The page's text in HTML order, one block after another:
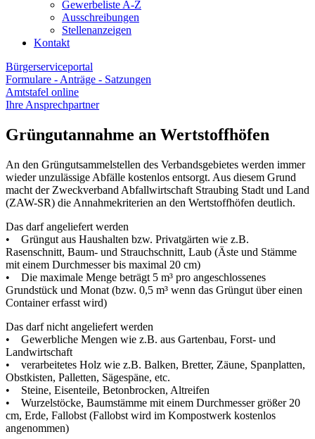
Gewerbeliste A-Z
Ausschreibungen
Stellenanzeigen
Kontakt
Bürgerserviceportal
Formulare - Anträge - Satzungen
Amtstafel online
Ihre Ansprechpartner
Grüngutannahme an Wertstoffhöfen
An den Grüngutsammelstellen des Verbandsgebietes werden immer
wieder unzulässige Abfälle kostenlos entsorgt. Aus diesem Grund
macht der Zweckverband Abfallwirtschaft Straubing Stadt und Land
(ZAW-SR) die Annahmekriterien an den Wertstoffhöfen deutlich.
Das darf angeliefert werden
• Grüngut aus Haushalten bzw. Privatgärten wie z.B.
Rasenschnitt, Baum- und Strauchschnitt, Laub (Äste und Stämme
mit einem Durchmesser bis maximal 20 cm)
• Die maximale Menge beträgt 5 m³ pro angeschlossenes
Grundstück und Monat (bzw. 0,5 m³ wenn das Grüngut über einen
Container erfasst wird)
Das darf nicht angeliefert werden
• Gewerbliche Mengen wie z.B. aus Gartenbau, Forst- und
Landwirtschaft
• verarbeitetes Holz wie z.B. Balken, Bretter, Zäune, Spanplatten,
Obstkisten, Palletten, Sägespäne, etc.
• Steine, Eisenteile, Betonbrocken, Altreifen
• Wurzelstöcke, Baumstämme mit einem Durchmesser größer 20
cm, Erde, Fallobst (Fallobst wird im Kompostwerk kostenlos
angenommen)